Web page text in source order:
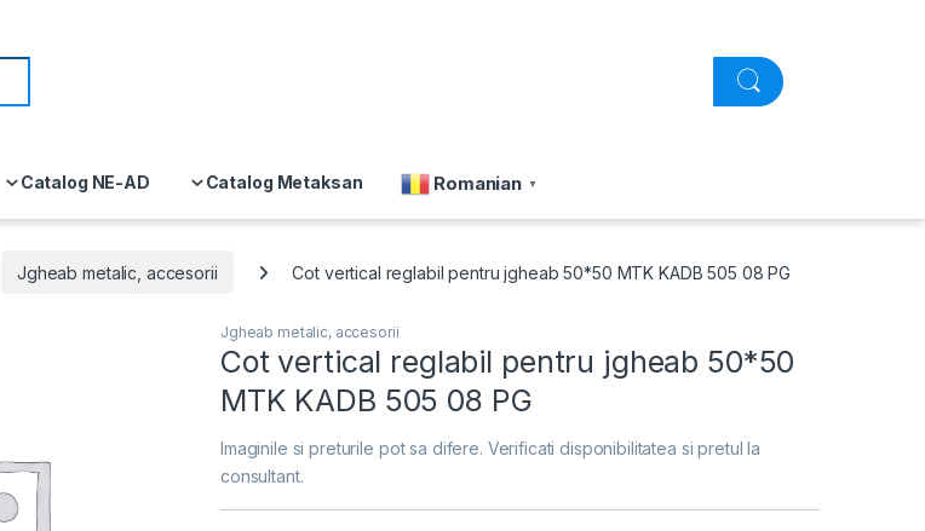
Catalog NE-AD Catalog Metaksan Romanian ▼
Jgheab metalic, accesorii Cot vertical reglabil pentru jgheab 50*50 MTK KADB 505 08 PG
Jgheab metalic, accesorii
Cot vertical reglabil pentru jgheab 50*50
MTK KADB 505 08 PG
Imaginile si preturile pot sa difere. Verificati disponibilitatea si pretul la
consultant.